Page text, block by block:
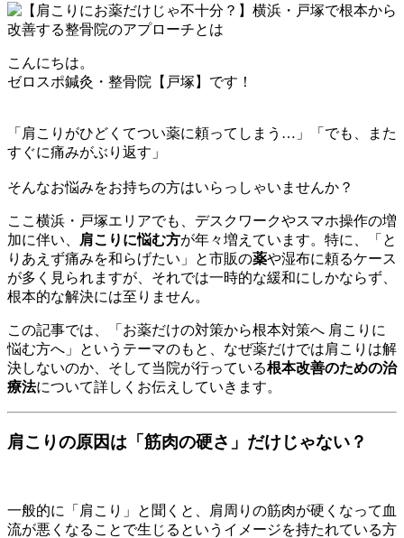
こんにちは。
ゼロスポ鍼灸・整骨院【戸塚】です！
「肩こりがひどくてつい薬に頼ってしまう…」「でも、また
すぐに痛みがぶり返す」
そんなお悩みをお持ちの方はいらっしゃいませんか？
ここ横浜・戸塚エリアでも、デスクワークやスマホ操作の増
加に伴い、
肩こりに悩む方が年々増えています。特に、「と
りあえず痛みを和らげたい」と市販の薬や湿布に頼るケース
が多く見られますが、それでは一時的な緩和にしかならず、
根本的な解決には至りません。
この記事では、「お薬だけの対策から根本対策へ 肩こりに
悩む方へ」というテーマのもと、なぜ薬だけでは肩こりは解
決しないのか、そして当院が行っている根本改善のための治
療法について詳しくお伝えしていきます。
肩こりの原因は「筋肉の硬さ」だけじゃない？
一般的に「肩こり」と聞くと、肩周りの筋肉が硬くなって血
流が悪くなることで生じるというイメージを持たれている方